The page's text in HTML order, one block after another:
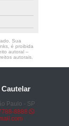
Sua
é proibida
autoral –
autorais.
Paulo - SP
8888